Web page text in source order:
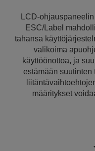
LCD-
ESC/Label
tahansa
valikoima
käyttöönottoa, ja
estämään suutinten
määritykset